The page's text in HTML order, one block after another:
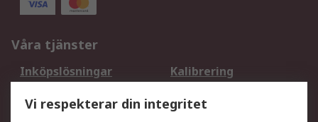
Våra tjänster
Inköpslösningar
Kalibrering
DesignSpark
Teknisk Support
Vi respekterar din integritet